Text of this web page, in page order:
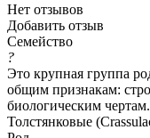
Нет отзывов
Добавить отзыв
Семейство
?
Это крупная группа
общим признакам:
биологическим чертам.
Толстянковые